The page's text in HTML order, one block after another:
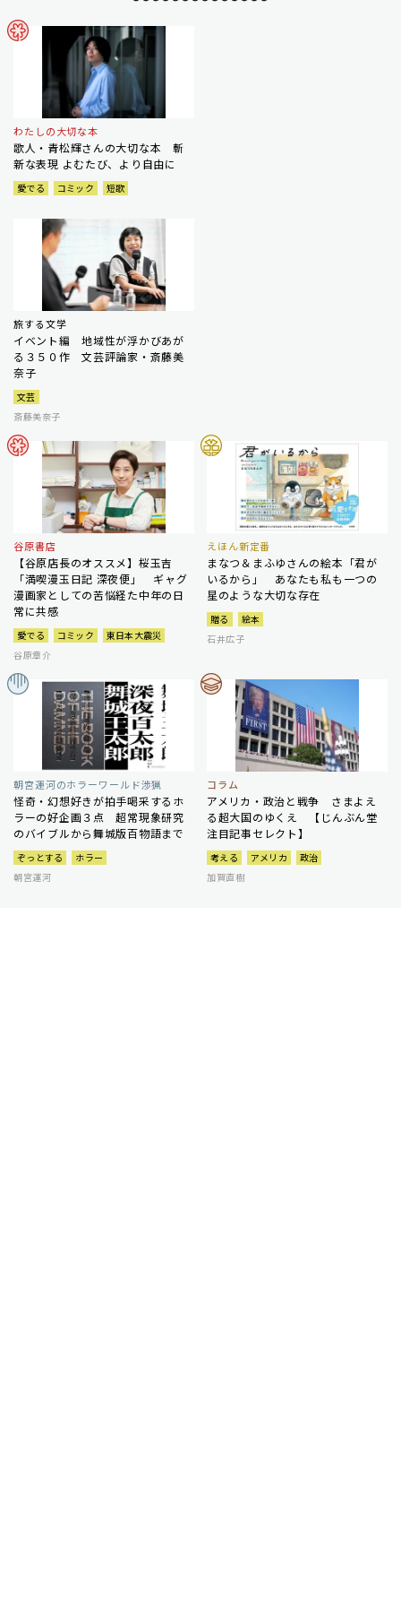
わたしの大切な本
歌人・青松輝さんの大切な本 斬
新な表現 よむたび、より自由に
愛でる コミック 短歌
旅する文学
イベント編 地域性が浮かびあが
る３５０作 文芸評論家・斎藤美
奈子
文芸
斎藤美奈子
谷原書店
【谷原店長のオススメ】桜玉吉
「満喫漫玉日記 深夜便」 ギャグ
漫画家としての苦悩経た中年の日
常に共感
愛でる コミック
東日本大震災
谷原章介
えほん新定番
まなつ＆まふゆさんの絵本「君が
いるから」 あなたも私も一つの
星のような大切な存在
贈る
絵本
石井広子
朝宮運河のホラーワールド渉猟
怪奇・幻想好きが拍手喝采するホ
ラーの好企画３点 超常現象研究
のバイブルから舞城版百物語まで
ぞっとする
ホラー
朝宮運河
コラム
アメリカ・政治と戦争 さまよえ
る超大国のゆくえ 【じんぶん堂
注目記事セレクト】
考える アメリカ
政治
加賀直樹